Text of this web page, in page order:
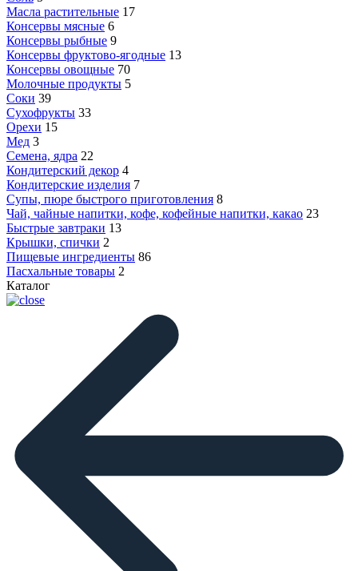
Масла растительные 17
Консервы мясные 6
Консервы рыбные 9
Консервы фруктово-ягодные 13
Консервы овощные 70
Молочные продукты 5
Соки 39
Сухофрукты 33
Орехи 15
Мед 3
Семена, ядра 22
Кондитерский декор 4
Кондитерские изделия 7
Супы, пюре быстрого приготовления 8
Чай, чайные напитки, кофе, кофейные напитки, какао 23
Быстрые завтраки 13
Крышки, спички 2
Пищевые ингредиенты 86
Пасхальные товары 2
Каталог